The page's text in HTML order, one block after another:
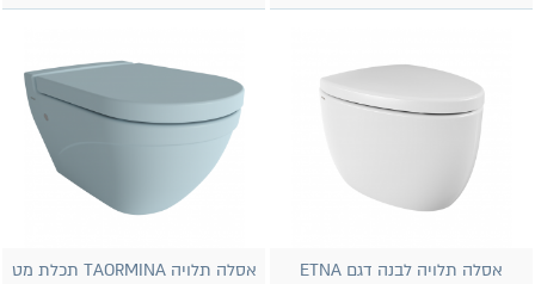
אסלה תלויה לבנה דגם ETNA אסלה תלויה TAORMINA תכלת מט